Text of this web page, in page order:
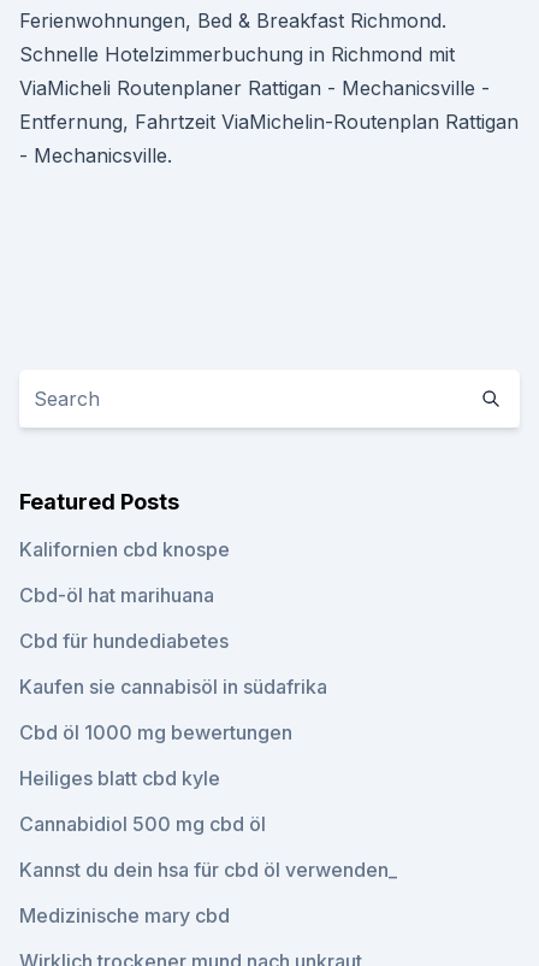
Ferienwohnungen, Bed & Breakfast Richmond.
Schnelle Hotelzimmerbuchung in Richmond mit
ViaMicheli Routenplaner Rattigan - Mechanicsville -
Entfernung, Fahrtzeit ViaMichelin-Routenplan Rattigan
- Mechanicsville.
Featured Posts
Kalifornien cbd knospe
Cbd-öl hat marihuana
Cbd für hundediabetes
Kaufen sie cannabisöl in südafrika
Cbd öl 1000 mg bewertungen
Heiliges blatt cbd kyle
Cannabidiol 500 mg cbd öl
Kannst du dein hsa für cbd öl verwenden_
Medizinische mary cbd
Wirklich trockener mund nach unkraut